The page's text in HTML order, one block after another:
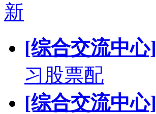
新
[综合交流中心]
习股票配
[综合交流中心]